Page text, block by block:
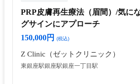
PRP皮膚再生療法（眉間）/気に
グサインにアプローチ
150,000円
(税込)
Z Clinic（ゼットクリニック）
東銀座駅銀座駅銀座一丁目駅